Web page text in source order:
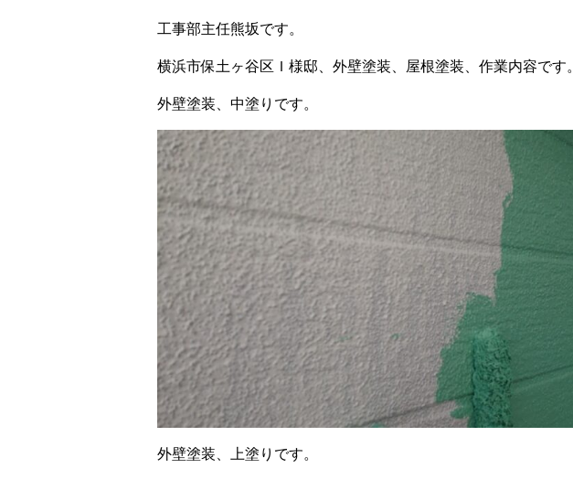
工事部主任熊坂です。
横浜市保土ヶ谷区Ｉ様邸、外壁塗装、屋根塗装、作業内容です。
外壁塗装、中塗りです。
外壁塗装、上塗りです。